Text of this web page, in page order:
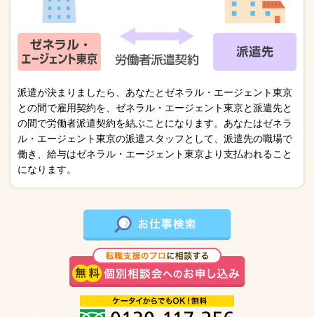
派遣が決まりましたら、あなたとゼネラル・エージェント東京
との間で雇用契約を、ゼネラル・エージェント東京と派遣先と
の間で労働者派遣契約を結ぶことになります。あなたはゼネラ
ル・エージェント東京の派遣スタッフとして、派遣先の職場で
働き、給与はゼネラル・エージェント東京より支払われること
になります。